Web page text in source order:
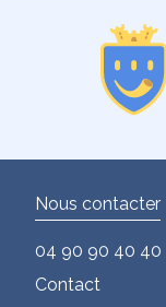
Nous contacter
04 90 90 40 40
Contact